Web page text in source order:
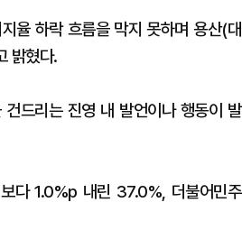
율 하락 흐름을 막지 못하며 용산(대
밝혔다.
드리는 진영 내 발언이나 행동이 발
다 1.0%p 내린 37.0%, 더불어민주